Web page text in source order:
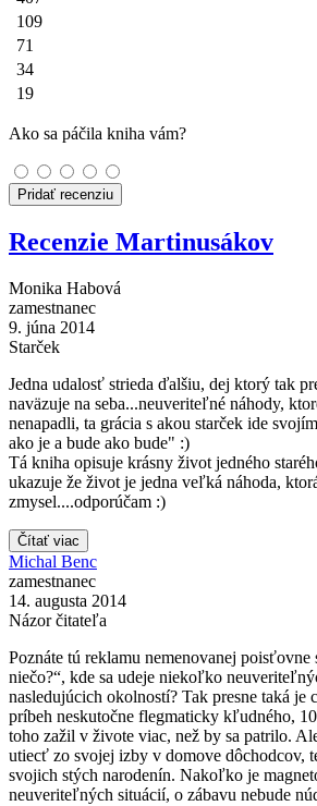
109
71
34
19
Ako sa páčila kniha vám?
Pridať recenziu
Recenzie Martinusákov
Monika Habová
zamestnanec
9. júna 2014
Starček
Jedna udalosť strieda ďalšiu, dej ktorý tak
naväzuje na seba...neuveriteľné náhody,
nenapadli, ta grácia s akou starček ide
ako je a bude ako bude" :)
Tá kniha opisuje krásny život jedného
ukazuje že život je jedna veľká náhoda,
zmysel....odporúčam :)
Čítať viac
Michal Benc
zamestnanec
14. augusta 2014
Názor čitateľa
Poznáte tú reklamu nemenovanej poisťovne
niečo?“, kde sa udeje niekoľko
nasledujúcich okolností? Tak presne taká je
príbeh neskutočne flegmaticky kľudného,
toho zažil v živote viac, než by sa patrilo.
utiecť zo svojej izby v domove dôchodcov,
svojich stých narodenín. Nakoľko je
neuveriteľných situácií, o zábavu nebude